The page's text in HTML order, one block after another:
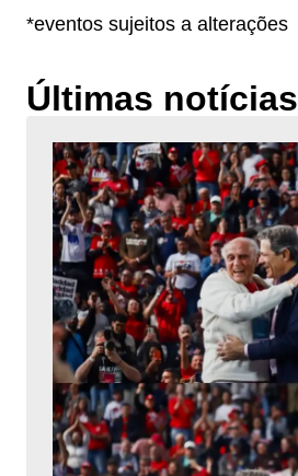
*eventos sujeitos a alterações
Últimas notícias